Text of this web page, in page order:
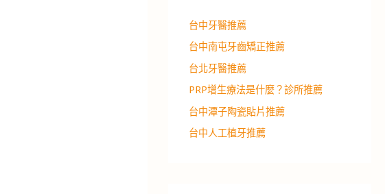
台中牙醫推薦
台中南屯牙齒矯正推薦
台北牙醫推薦
PRP增生療法是什麼？診所推薦
台中潭子陶瓷貼片推薦
台中人工植牙推薦